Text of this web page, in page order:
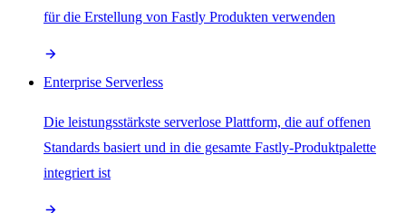
für die Erstellung von Fastly Produkten verwenden
Enterprise Serverless
Die leistungsstärkste serverlose Plattform, die auf offenen
Standards basiert und in die gesamte Fastly-Produktpalette
integriert ist